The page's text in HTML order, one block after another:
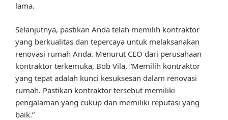
lama.
Selanjutnya, pastikan Anda telah memilih kontraktor
yang berkualitas dan tepercaya untuk melaksanakan
renovasi rumah Anda. Menurut CEO dari perusahaan
kontraktor terkemuka, Bob Vila, “Memilih kontraktor
yang tepat adalah kunci kesuksesan dalam renovasi
rumah. Pastikan kontraktor tersebut memiliki
pengalaman yang cukup dan memiliki reputasi yang
baik.”